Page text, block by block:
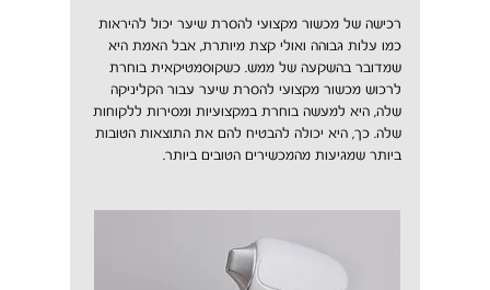
רכישה של מכשור מקצועי להסרת שיער יכול להיראות
כמו עלות גבוהה ואולי קצת מיותרת, אבל האמת היא
שמדובר בהשקעה של ממש. כשקוסמטיקאית בוחרת
לרכוש מכשור מקצועי להסרת שיער עבור הקליניקה
שלה, היא למעשה בוחרת במקצועיות ומסירות ללקוחות
שלה. כך, היא יכולה להבטיח להם את התוצאות הטובות
ביותר שמגיעות מהמכשירים הטובים ביותר.